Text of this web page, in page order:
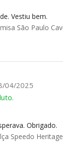
Vestiu bem.
São Paulo
04/2025
Obrigado.
Speedo Heritage